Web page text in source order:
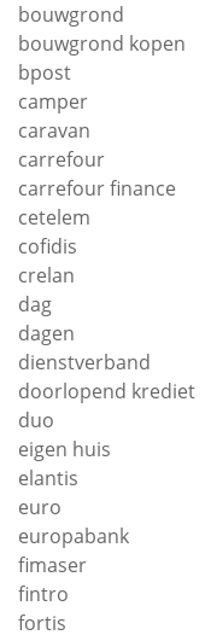
bouwgrond
bouwgrond kopen
bpost
camper
caravan
carrefour
carrefour finance
cetelem
cofidis
crelan
dag
dagen
dienstverband
doorlopend krediet
duo
eigen huis
elantis
euro
europabank
fimaser
fintro
fortis